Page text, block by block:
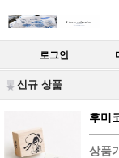
로그인
신규 상품
후미
상품